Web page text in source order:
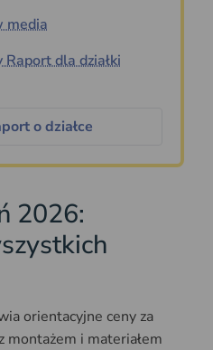
media
Raport dla działki
o działce
2026:
orientacyjne ceny za
montażem i materiałem